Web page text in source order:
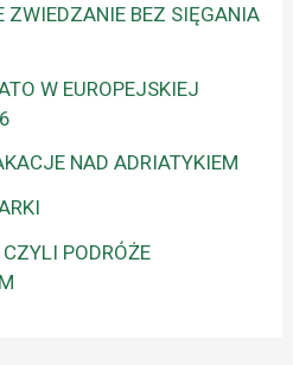
ZWIEDZANIE BEZ SIĘGANIA
W EUROPEJSKIEJ
NAD ADRIATYKIEM
PODRÓŻE